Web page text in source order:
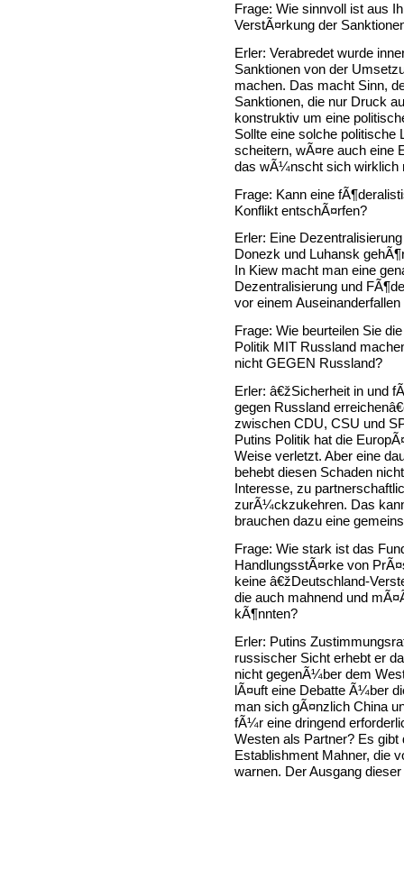
Frage: Wie sinnvoll ist aus
VerstÃ¤rkung der
Erler: Verabredet wurde
Sanktionen von der
machen. Das macht Sinn,
Sanktionen, die nur Druck
konstruktiv um eine
Sollte eine solche politische
scheitern, wÃ¤re auch eine
das wÃ¼nscht sich wirklich
Frage: Kann eine
Konflikt entschÃ¤rfen?
Erler: Eine
Donezk und Luhansk
In Kiew macht man eine
Dezentralisierung und
vor einem
Frage: Wie beurteilen Sie
Politik MIT Russland
nicht GEGEN Russland?
Erler: â€žSicherheit in und
gegen Russland
zwischen CDU, CSU und
Putins Politik hat die
Weise verletzt. Aber eine
behebt diesen Schaden
Interesse, zu
zurÃ¼ckzukehren. Das
brauchen dazu eine
Frage: Wie stark ist das
HandlungsstÃ¤rke von
keine â€žDeutschland-
die auch mahnend und
kÃ¶nnten?
Erler: Putins
russischer Sicht erhebt er
nicht gegenÃ¼ber dem
lÃ¤uft eine Debatte Ã¼ber
man sich gÃ¤nzlich China
fÃ¼r eine dringend
Westen als Partner? Es
Establishment Mahner, die
warnen. Der Ausgang